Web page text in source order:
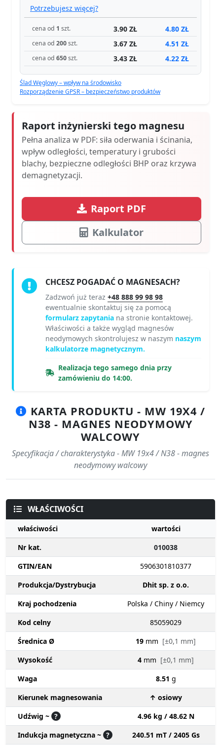
Potrzebujesz więcej?
cena od 1 szt. 3.90 ZŁ 4.80 ZŁ
cena od 200szt. 3.67 ZŁ 4.51 ZŁ
cena od 650szt. 3.43 ZŁ 4.22 ZŁ
Ślad Węglowy – wpływ na środowisko
Rozporządzenie GPSR – bezpieczeństwo produktów
Raport inżynierski tego magnesu
Pełna analiza w PDF: siła oderwania i ścinania,
wpływ odległości, temperatury i grubości
blachy, bezpieczne odległości BHP oraz krzywa
demagnetyzacji.
Raport PDF
Kalkulator
CHCESZ POGADAĆ O MAGNESACH?
Zadzwoń już teraz +48 888 99 98 98
ewentualnie skontaktuj się za pomocą
formularz zapytania na stronie kontaktowej.
Właściwości a także wygląd magnesów
neodymowych skontrolujesz w naszym naszym
kalkulatorze magnetycznym.
Realizacja tego samego dnia przy
zamówieniu do 14:00.
KARTA PRODUKTU - MW 19X4 /
N38 - MAGNES NEODYMOWY
WALCOWY
Specyfikacja / charakterystyka - MW 19x4 / N38 - magnes
neodymowy walcowy
WŁAŚCIWOŚCI
właściwości
wartości
Nr kat.
010038
GTIN/EAN
5906301810377
Produkcja/Dystrybucja
Dhit sp. z o.o.
Kraj pochodzenia
Polska / Chiny / Niemcy
Kod celny
85059029
Średnica Ø
19 mm [±0,1 mm]
Wysokość
4 mm [±0,1 mm]
Waga
8.51 g
Kierunek magnesowania
↑ osiowy
Udźwig ~ ?
4.96 kg / 48.62 N
Indukcja magnetyczna ~ ?
240.51 mT / 2405 Gs